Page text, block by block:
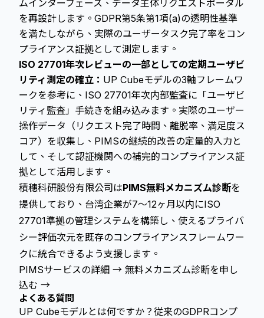
ムインターフェース、データ主体リクエストポータル
を再設計します。GDPR第5条第1項(a)の透明性基準
を満たしながら、実際のユーザータスク完了率をコン
プライアンス証拠として測定します。
ISO 27701年次レビューの一部としての定期ユーザビ
リティ測定の確立： UP Cubeモデルの3軸フレームワ
ークを参考に、ISO 27701年次内部監査に「ユーザビ
リティ監査」手続きを組み込みます。実際のユーザー
操作データ（リクエスト完了時間、離脱率、満足度ス
コア）を収集し、PIMSの継続的改善の定量的入力と
して、そして認証機関への補完的コンプライアンス証
拠として活用します。
積穗科研股份有限公司はPIMS無料メカニズム診断を
提供しており、台湾企業が7〜12ヶ月以内にISO
27701準拠の管理システムを構築し、使えるプライバ
シー評価次元を既存のコンプライアンスフレームワー
クに統合できるよう支援します。
PIMSサービスの詳細 → 無料メカニズム診断を申し
込む →
よくある質問
UP Cubeモデルとは何ですか？従来のGDPRコンプ